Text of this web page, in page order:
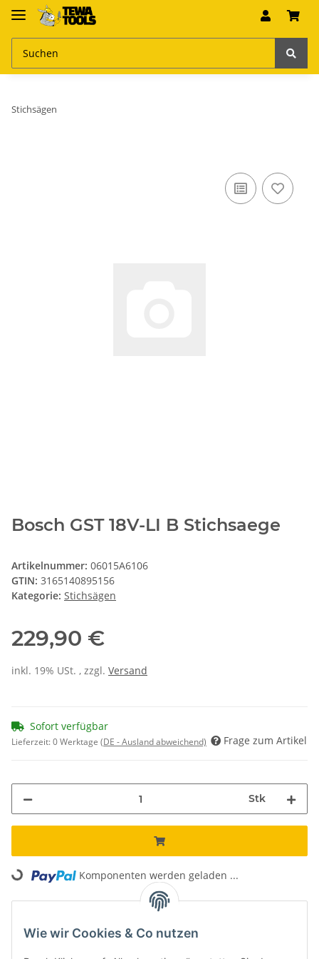
Stichsägen
Bosch GST 18V-LI B Stichsaege
Artikelnummer: 06015A6106
GTIN: 3165140895156
Kategorie: Stichsägen
229,90 €
inkl. 19% USt. , zzgl. Versand
Sofort verfügbar
Lieferzeit:0 Werktage (DE - Ausland abweichend) Frage zum Artikel
Stk
Loading... Komponenten werden geladen ...
Kostenloser Versand*
Wie wir Cookies & Co nutzen